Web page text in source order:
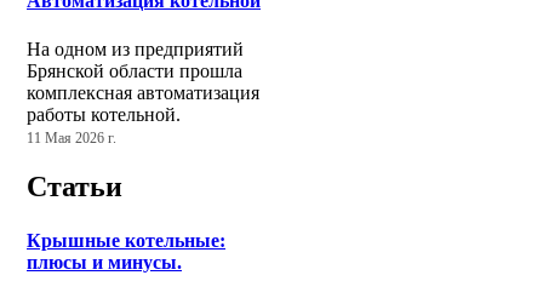
На одном из предприятий
Брянской области прошла
комплексная автоматизация
работы котельной.
11 Мая 2026 г.
Статьи
Крышные котельные:
плюсы и минусы.